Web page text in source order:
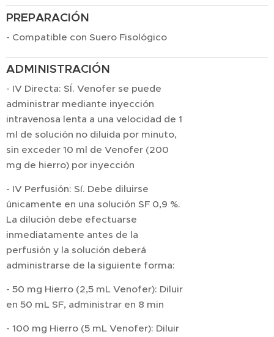
PREPARACIÓN
- Compatible con Suero Fisológico
ADMINISTRACIÓN
- IV Directa: SÍ. Venofer se puede
administrar mediante inyección
intravenosa lenta a una velocidad de 1
ml de solución no diluida por minuto,
sin exceder 10 ml de Venofer (200
mg de hierro) por inyección
- IV Perfusión: Sí. Debe diluirse
únicamente en una solución SF 0,9 %.
La dilución debe efectuarse
inmediatamente antes de la
perfusión y la solución deberá
administrarse de la siguiente forma:
- 50 mg Hierro (2,5 mL Venofer): Diluir
en 50 mL SF, administrar en 8 min
- 100 mg Hierro (5 mL Venofer): Diluir